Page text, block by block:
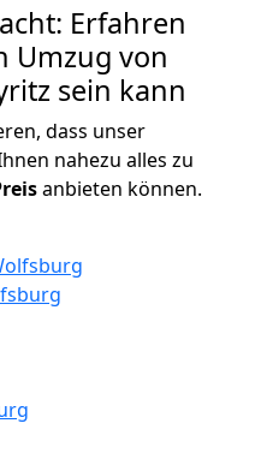
Erfahren
Umzug von
sein kann
dass unser
nahezu alles zu
anbieten können.